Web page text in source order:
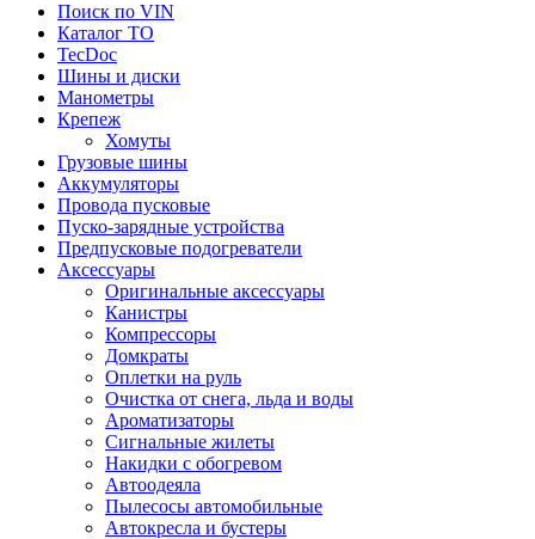
Поиск по VIN
Каталог ТО
TecDoc
Шины и диски
Манометры
Крепеж
Хомуты
Грузовые шины
Аккумуляторы
Провода пусковые
Пуско-зарядные устройства
Предпусковые подогреватели
Аксессуары
Оригинальные аксессуары
Канистры
Компрессоры
Домкраты
Оплетки на руль
Очистка от снега, льда и воды
Ароматизаторы
Сигнальные жилеты
Накидки с обогревом
Автоодеяла
Пылесосы автомобильные
Автокресла и бустеры